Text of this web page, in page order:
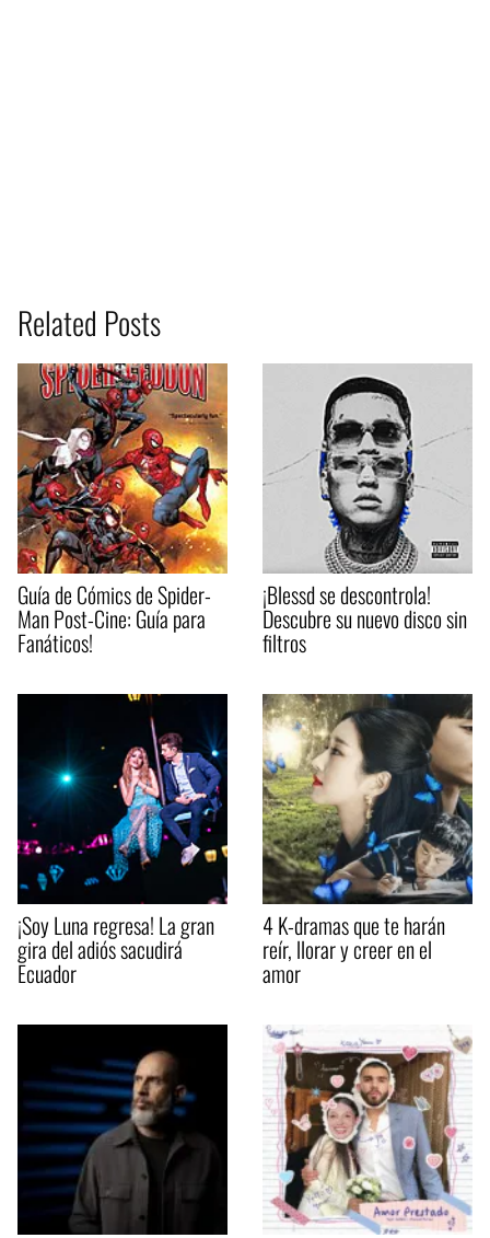
Related Posts
Guía de Cómics de Spider-
Man Post-Cine: Guía para
Fanáticos!
¡Blessd se descontrola!
Descubre su nuevo disco sin
filtros
¡Soy Luna regresa! La gran
gira del adiós sacudirá
Ecuador
4 K-dramas que te harán
reír, llorar y creer en el
amor